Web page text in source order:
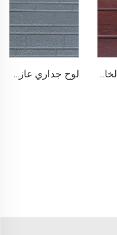
ألواح الزينة الخارجية المركبة من رغوة البولي يوريثين ألواح معدنية مركبة للجدران الخارجية لإعادة تجديد المنزل لوح جداري عازل حراري خفيف الوزن من رغوة الـ EPS بسماكة 50 مم و 75 مم للتطبيق الخارجي